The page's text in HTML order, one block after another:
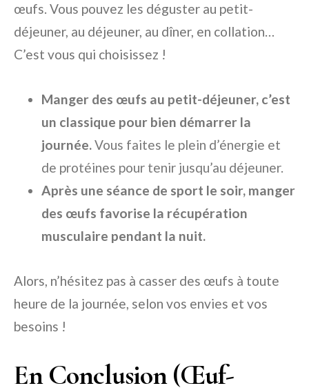
œufs. Vous pouvez les déguster au petit-
déjeuner, au déjeuner, au dîner, en collation…
C’est vous qui choisissez !
Manger des œufs au petit-déjeuner, c’est
un classique pour bien démarrer la
journée.Vous faites le plein d’énergie et
de protéines pour tenir jusqu’au déjeuner.
Après une séance de sport le soir, manger
des œufs favorise la récupération
musculaire pendant la nuit.
Alors, n’hésitez pas à casser des œufs à toute
heure de la journée, selon vos envies et vos
besoins !
En Conclusion (Œuf-